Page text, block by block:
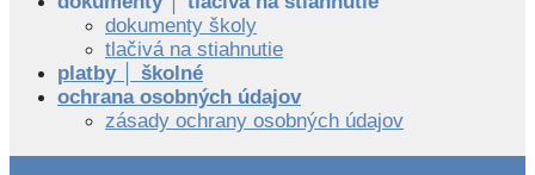
dokumenty školy
tlačivá na stiahnutie
platby │ školné
ochrana osobných údajov
zásady ochrany osobných údajov